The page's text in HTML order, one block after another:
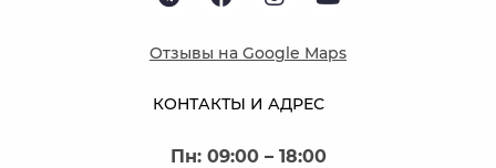
КОНТАКТЫ И АДРЕС
Пн: 09:00 – 18:00
Отзывы на Google Maps